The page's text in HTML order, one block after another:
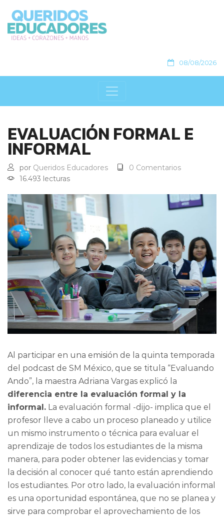
08/08/2026
EVALUACIÓN FORMAL E
INFORMAL
por Queridos Educadores
0 Comentarios
16.493 lecturas
Al participar en una emisión de la quinta temporada
del podcast de SM México, que se titula “Evaluando
Ando”, la maestra Adriana Vargas explicó la
diferencia entre la evaluación formal y la
informal. La evaluación formal -dijo- implica que el
profesor lleve a cabo un proceso planeado y utilice
un mismo instrumento o técnica para evaluar el
aprendizaje de todos los estudiantes de la misma
manera, para poder obtener las evidencias y tomar
la decisión al conocer qué tanto están aprendiendo
los estudiantes. Por otro lado, la evaluación informal
es una oportunidad espontánea, que no se planea y
sirve para comprobar el aprovechamiento de los